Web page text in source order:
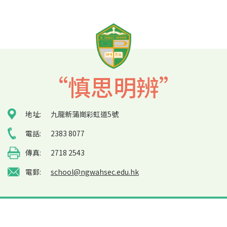
“慎思明辨”
地址:
九龍新蒲崗彩虹道5號
電話:
2383 8077
傳真:
2718 2543
電郵:
school@ngwahsec.edu.hk